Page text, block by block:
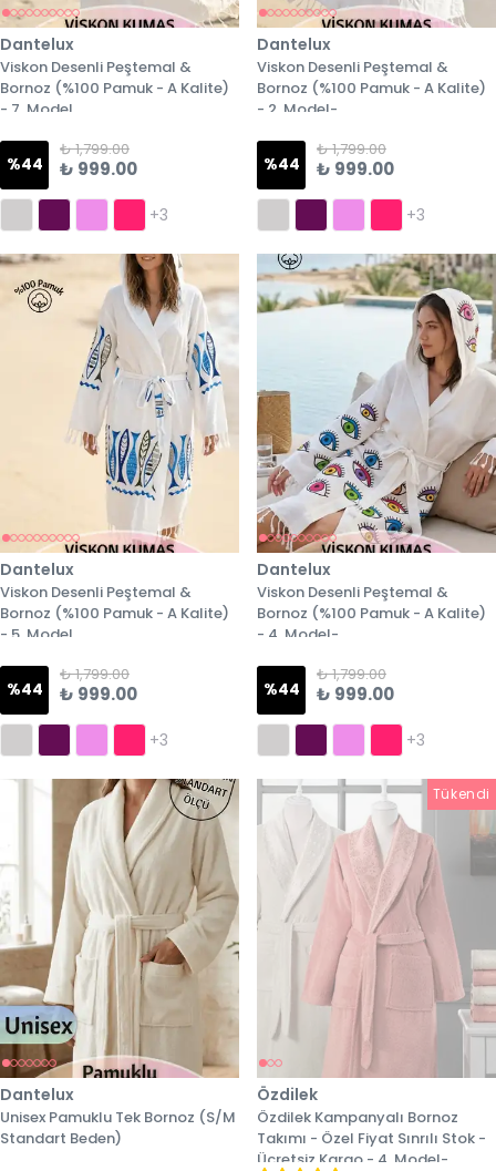
Dantelux
Viskon Desenli Peştemal &
Bornoz (%100 Pamuk - A Kalite)
- 7. Model
%44
₺ 1,799.00
₺ 999.00
+3
Dantelux
Viskon Desenli Peştemal &
Bornoz (%100 Pamuk - A Kalite)
- 2. Model-
%44
₺ 1,799.00
₺ 999.00
+3
Dantelux
Viskon Desenli Peştemal &
Bornoz (%100 Pamuk - A Kalite)
- 5. Model
%44
₺ 1,799.00
₺ 999.00
+3
Dantelux
Viskon Desenli Peştemal &
Bornoz (%100 Pamuk - A Kalite)
- 4. Model-
%44
₺ 1,799.00
₺ 999.00
+3
Dantelux
Unisex Pamuklu Tek Bornoz (S/M
Standart Beden)
Tükendi
Özdilek
Özdilek Kampanyalı Bornoz
Takımı - Özel Fiyat Sınrılı Stok -
Ücretsiz Kargo - 4. Model-